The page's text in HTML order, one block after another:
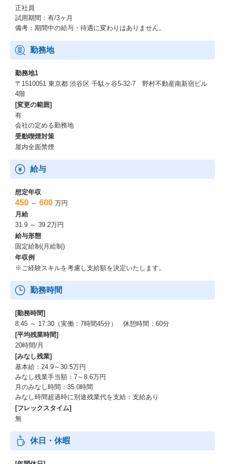
正社員
試用期間：有/3ヶ月
備考：期間中の給与・待遇に変わりはありません。
勤務地
勤務地1
〒1510051 東京都 渋谷区 千駄ヶ谷5-32-7 野村不動産南新宿ビル
4階
[変更の範囲]
有
会社の定める勤務地
受動喫煙対策
屋内全面禁煙
給与
想定年収
450 ～ 600 万円
月給
31.9 ～ 39.2万円
給与形態
固定給制(月給制)
年収例
※ご経験スキルを考慮し支給額を決定いたします。
勤務時間
[勤務時間]
8:45 ～ 17:30（実働：7時間45分） 休憩時間：60分
[平均残業時間]
20時間/月
[みなし残業]
基本給：24.9～30.5万円
みなし残業手当額：7～8.6万円
月のみなし時間：35.0時間
みなし時間超過時に別途残業代を支給：支給あり
[フレックスタイム]
無
休日・休暇